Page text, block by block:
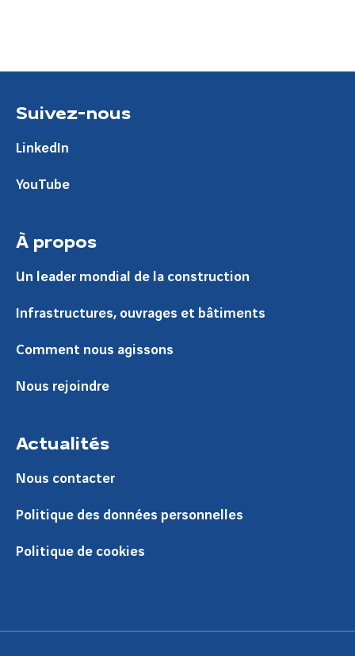
Suivez-nous
LinkedIn
YouTube
À propos
Un leader mondial de la construction
Infrastructures, ouvrages et bâtiments
Comment nous agissons
Nous rejoindre
Actualités
Nous contacter
Politique des données personnelles
Politique de cookies